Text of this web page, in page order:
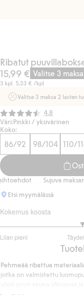
Ribatut
15,99 € Valitse 3
3 kpl. 5,33 € /kpl
Valitse 3 maksa 2 lasten
Ei Newbie. Ostaessasi 2
16.8. asti myymälässä ja
alennuksiin tai tarjouksiin.
4.8
Väri:Pinkki / yksivärinen
Koko:
86/92 98/104 110/
Sujuva maksaminen
Etsi myymälässä
Kokemus koosta
Liian pieni
/
ääneen
Pehmeää ribattua
jotka on valmistettu